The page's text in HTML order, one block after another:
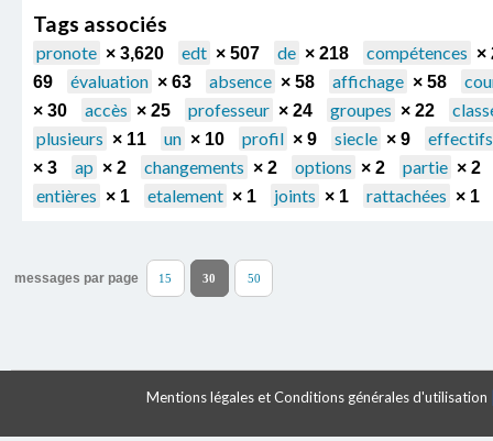
Tags associés
pronote × 3,620 edt × 507 de × 218 compétences ×
69
évaluation × 63 absence × 58 affichage × 58
× 30 accès × 25 professeur × 24 groupes × 22
plusieurs × 11 un × 10 profil × 9 siecle × 9 effectifs
× 3 ap × 2 changements × 2 options × 2 partie × 2
entières × 1 etalement × 1 joints × 1 rattachées × 1
messages par page 15 30 50
Mentions légales et Conditions générales d'utilisation